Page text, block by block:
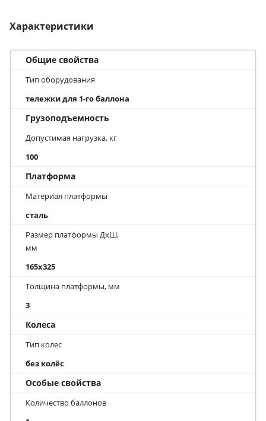
Характеристики
Общие свойства
Тип оборудования
тележки для 1-го баллона
Грузоподъемность
Допустимая нагрузка, кг
100
Платформа
Материал платформы
сталь
Размер платформы ДхШ,
мм
165x325
Толщина платформы, мм
3
Колеса
Тип колес
без колёс
Особые свойства
Количество баллонов